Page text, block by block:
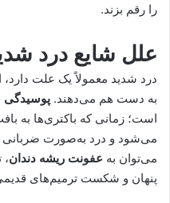
را رقم بزند.
علل شایع درد
درد شدید معمولاً یک علت
به دست هم می‌دهند. پوسیدگی
است؛ زمانی که باکتری‌ها به
می‌شود و درد به‌صورت ضربانی
می‌توان به عفونت ریشه دندان
پنهان و شکست ترمیم‌های